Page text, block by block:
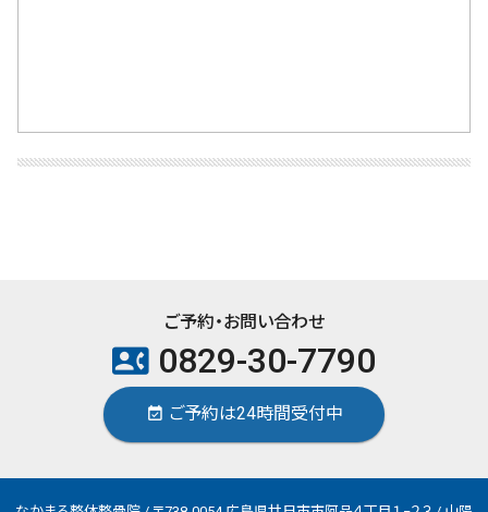
ご予約・お問い合わせ
contact_phone 0829-30-7790
event_available ご予約は24時間受付中